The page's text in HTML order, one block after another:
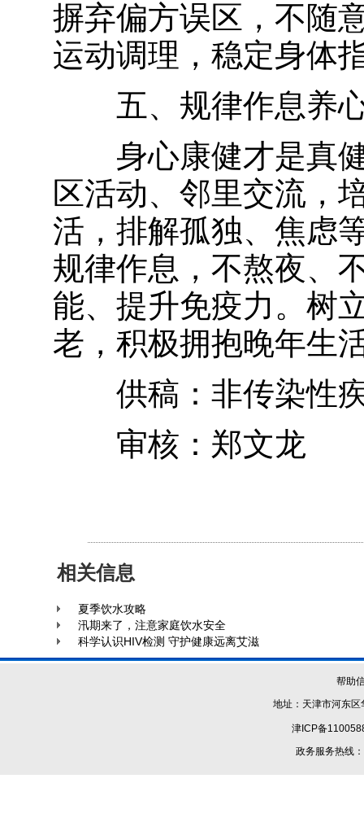
摒弃偏方误区，不随
运动调理，稳定身体
五、规律作息养
身心康健才是真
区活动、邻里交流，
活，排解孤独、焦虑
规律作息，不熬夜、
能、提升免疫力。树
老，积极拥抱晚年生
供稿： 非传染性
审核：郑文龙
相关信息
夏季饮水攻略
汛期来了，注意家庭饮水安全
科学认识HIV检测 守护健康远离艾滋
帮助
地址：天津市河
津ICP备
政务服务热线